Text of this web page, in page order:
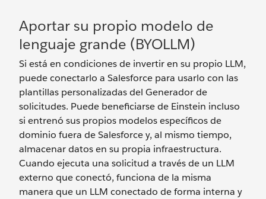
Aportar su propio modelo de
lenguaje grande (BYOLLM)
Si está en condiciones de invertir en su propio LLM,
puede conectarlo a Salesforce para usarlo con las
plantillas personalizadas del Generador de
solicitudes. Puede beneficiarse de Einstein incluso
si entrenó sus propios modelos específicos de
dominio fuera de Salesforce y, al mismo tiempo,
almacenar datos en su propia infraestructura.
Cuando ejecuta una solicitud a través de un LLM
externo que conectó, funciona de la misma
manera que un LLM conectado de forma interna y